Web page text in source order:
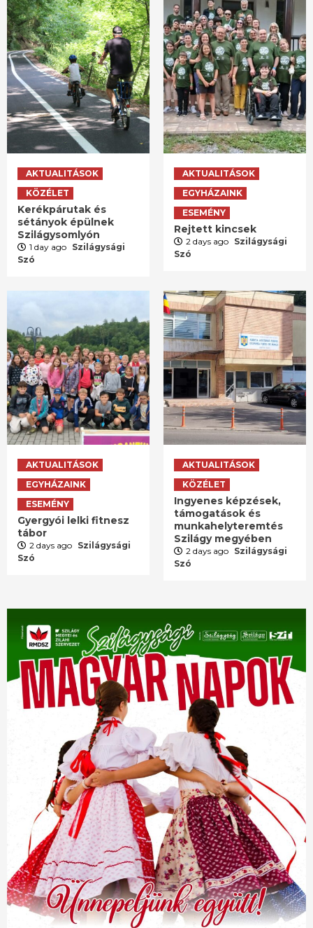
AKTUALITÁSOK
KÖZÉLET
Kerékpárutak és
sétányok épülnek
Szilágysomlyón
1 day ago Szilágysági
Szó
AKTUALITÁSOK
EGYHÁZAINK
ESEMÉNY
Rejtett kincsek
2 days ago Szilágysági
Szó
AKTUALITÁSOK
EGYHÁZAINK
ESEMÉNY
Gyergyói lelki fitnesz
tábor
2 days ago Szilágysági
Szó
AKTUALITÁSOK
KÖZÉLET
Ingyenes képzések,
támogatások és
munkahelyteremtés
Szilágy megyében
2 days ago Szilágysági
Szó